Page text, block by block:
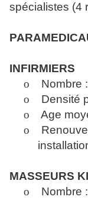
spécialistes (4
INFIRMIERS
o
Nombre
o
Densité
o
Age
o
MASSEURS
o
Nombre